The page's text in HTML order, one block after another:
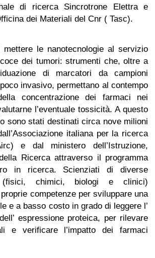
di ricerca Sincrotrone Elettra e
dei Materiali del Cnr ( Tasc).
mettere le nanotecnologie al servizio
dei tumori: strumenti che, oltre a
di marcatori da campioni
invasivo, permettano al contempo
concentrazione dei farmaci nei
l’eventuale tossicità. A questo
sono stati destinati circa nove milioni
italiana per la ricerca
e dal ministero dell’Istruzione,
Ricerca attraverso il programma
in ricerca. Scienziati di diverse
(fisici, chimici, biologi e clinici)
competenze per sviluppare una
e a basso costo in grado di leggere l’
espressione proteica, per rilevare
e verificare l’impatto dei farmaci